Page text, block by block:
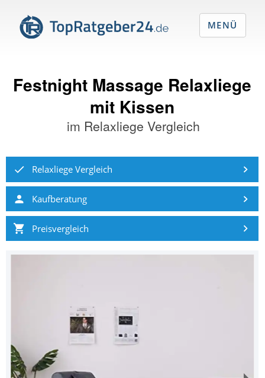
Festnight Massage Relaxliege
mit Kissen
im Relaxliege Vergleich
Relaxliege Vergleich
Kaufberatung
Preisvergleich
MENÜ